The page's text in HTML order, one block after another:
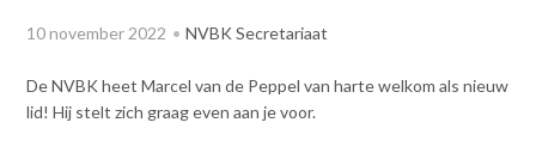
J
m
p
10 november 2022 NVBK Secretariaat
De NVBK heet Marcel van de Peppel van harte welkom als nieuw
lid! Hij stelt zich graag even aan je voor.
Publicatiereeks
Nieuwsbrieven